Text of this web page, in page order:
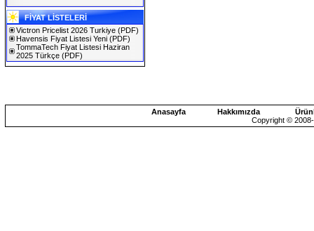
SOLAREX ISTANBUL 2019
30.01.2019
FİYAT LİSTELERİ
Victron Pricelist 2026 Turkiye (PDF)
Havensis Fiyat Listesi Yeni (PDF)
TommaTech Fiyat Listesi Haziran
2025 Türkçe (PDF)
Anasayfa Hakkımızda
Copyright ©